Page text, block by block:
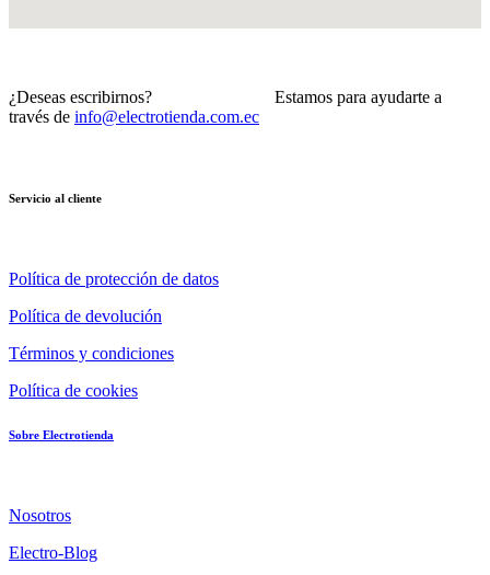
¿Deseas escribirnos? Estamos para ayudarte a
través de info@electrotienda.com.ec
Servicio al cliente
Política de protección de datos
Política de devolución
Términos y condiciones
Política de cookies
Sobre Electrotienda
Nosotros
Electro-Blog